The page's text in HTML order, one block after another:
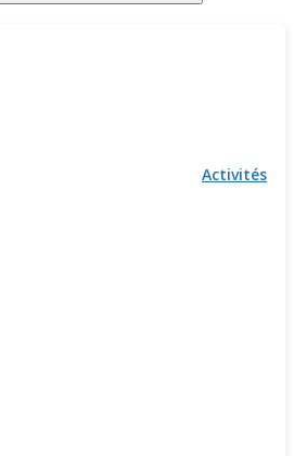
Activités